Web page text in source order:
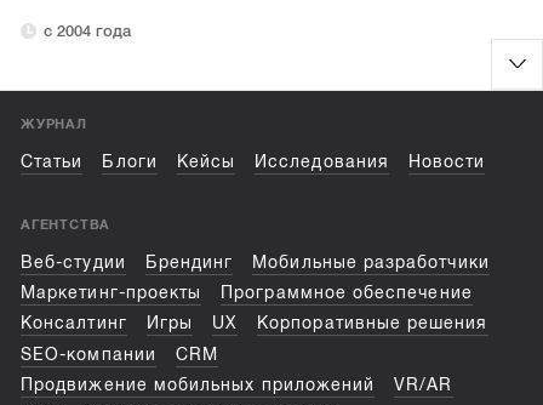
с 2004 года
ЖУРНАЛ
Статьи Блоги Кейсы Исследования Новости
АГЕНТСТВА
Веб-студии Брендинг
Мобильные разработчики
Маркетинг-проекты
Программное обеспечение
Консалтинг
Игры UX
Корпоративные решения
SEO-компании
CRM
Продвижение мобильных приложений
VR/AR